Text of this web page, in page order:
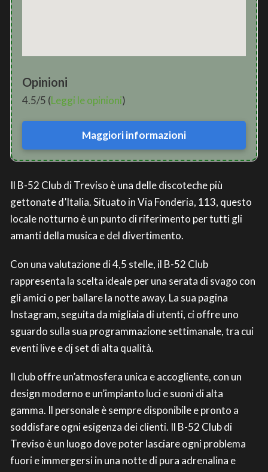
Opinioni
4.5/5 (Leggi le opinioni)
Maggiori informazioni
Il B-52 Club di Treviso è una delle discoteche più
gettonate d’Italia. Situato in Via Fonderia, 113, questo
locale notturno è un punto di riferimento per tutti gli
amanti della musica e del divertimento.
Con una valutazione di 4,5 stelle, il B-52 Club
rappresenta la scelta ideale per una serata di svago con
gli amici o per ballare la notte away. La sua pagina
Instagram, seguita da migliaia di utenti, ci offre uno
sguardo sulla sua programmazione settimanale, tra cui
eventi live e dj set di alta qualità.
Il club offre un’atmosfera unica e accogliente, con un
design moderno e un’impianto luci e suoni di alta
gamma. Il personale è sempre disponibile e pronto a
soddisfare ogni esigenza dei clienti. Il B-52 Club di
Treviso è un luogo dove poter lasciare ogni problema
fuori e immergersi in una notte di pura adrenalina e